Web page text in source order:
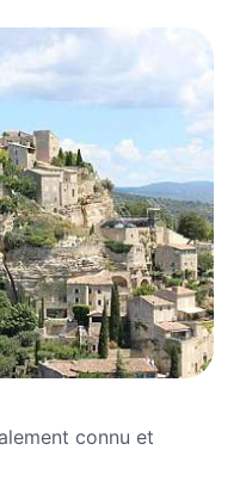
connu et